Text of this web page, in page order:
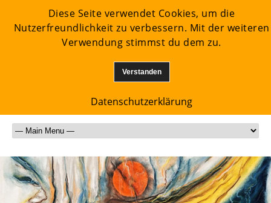
Diese Seite verwendet Cookies, um die
Nutzerfreundlichkeit zu verbessern. Mit der weiteren
Verwendung stimmst du dem zu.
Verstanden
Datenschutzerklärung